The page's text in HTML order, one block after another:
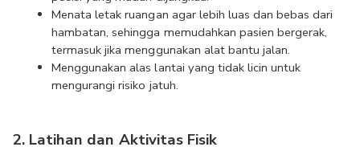
Menata letak ruangan agar lebih luas dan bebas dari
hambatan, sehingga memudahkan pasien bergerak,
termasuk jika menggunakan alat bantu jalan.
Menggunakan alas lantai yang tidak licin untuk
mengurangi risiko jatuh.
2. Latihan dan Aktivitas Fisik